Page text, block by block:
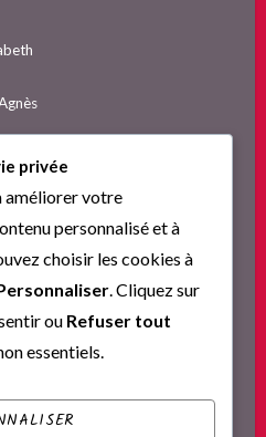
privée
améliorer votre
personnalisé et à
choisir les cookies à
. Cliquez sur
ou Refuser tout
essentiels.